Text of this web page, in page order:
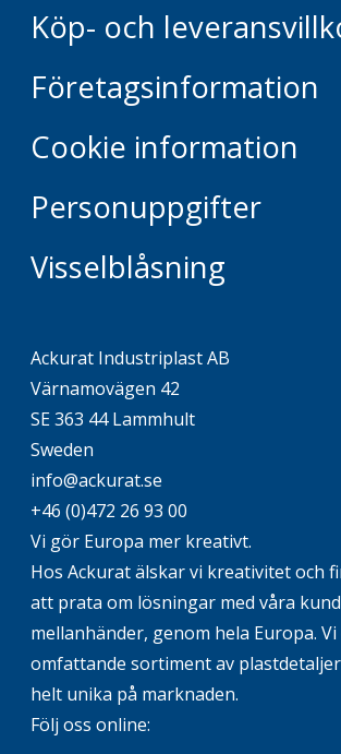
Köp- och
Företagsinformation
Cookie information
Personuppgifter
Visselblåsning
Ackurat Industriplast AB
Värnamovägen 42
SE 363 44 Lammhult
Sweden
info@ackurat.se
+46 (0)472 26 93 00
Vi gör Europa mer kreativt.
Hos Ackurat älskar vi kreativitet och
att prata om lösningar med våra
mellanhänder, genom hela Europa.
omfattande sortiment av
helt unika på marknaden.
Följ oss online: